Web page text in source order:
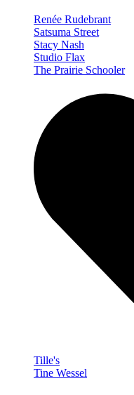
Renée Rudebrant
Satsuma Street
Stacy Nash
Studio Flax
The Prairie Schooler
Tille's
Tine Wessel